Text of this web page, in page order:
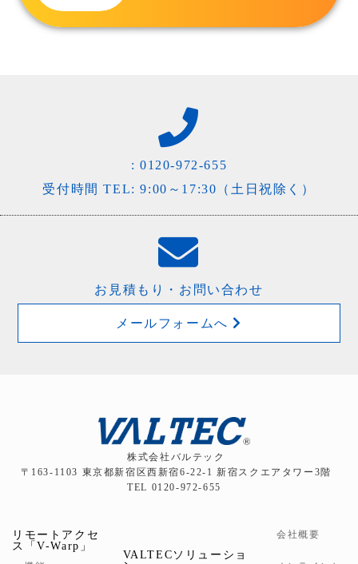
: 0120-972-655
受付時間 TEL: 9:00～17:30（土日祝除く）
お見積もり・お問い合わせ
メールフォームへ
株式会社バルテック
〒163-1103 東京都新宿区西新宿6-22-1 新宿スクエアタワー3階
TEL 0120-972-655
リモートアクセ
ス「V-Warp」
VALTECソリューショ
会社概要